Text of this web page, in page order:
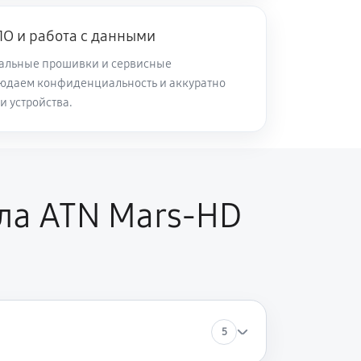
60 минут
60 минут
60 минут Заказать
и работа с данными
прошивки и сервисные
конфиденциальность и аккуратно
устройства.
ATN Mars-HD
5